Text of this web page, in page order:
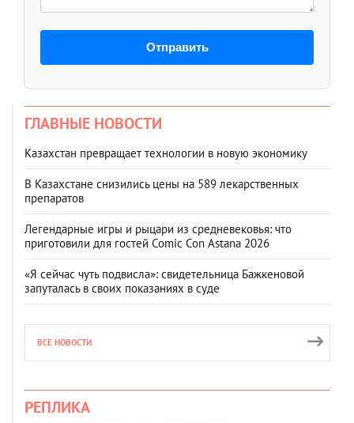
Отправить
ГЛАВНЫЕ НОВОСТИ
Казахстан превращает технологии в новую экономику
В Казахстане снизились цены на 589 лекарственных
препаратов
Легендарные игры и рыцари из средневековья: что
приготовили для гостей Comic Con Astana 2026
«Я сейчас чуть подвисла»: свидетельница Бажкеновой
запуталась в своих показаниях в суде
ВСЕ НОВОСТИ
РЕПЛИКА